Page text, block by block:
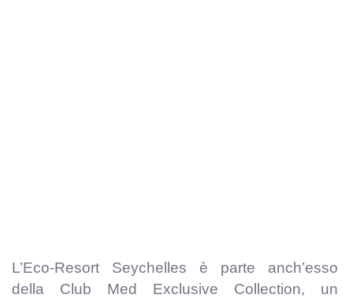
L’Eco-Resort Seychelles è parte anch’esso
della Club Med Exclusive Collection, un